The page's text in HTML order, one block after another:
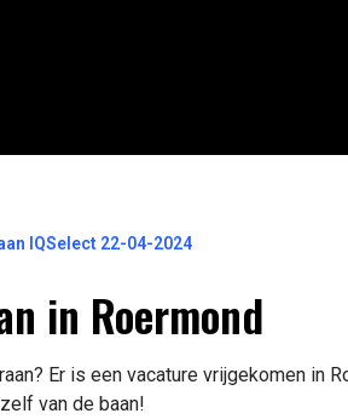
IQSelect 22-04-2024
in Roermond
Er is een vacature vrijgekomen in
van de baan!